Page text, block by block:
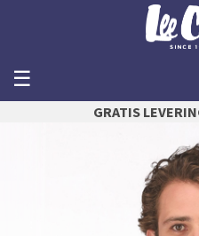
☰
GRATIS